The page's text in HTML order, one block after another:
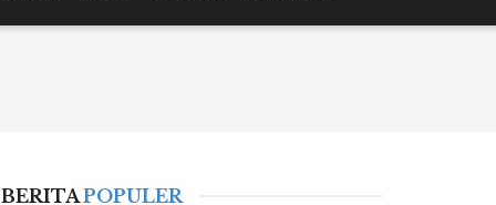
BERITAPOPULER